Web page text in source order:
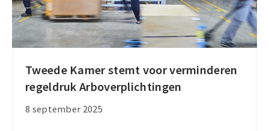
Tweede Kamer stemt voor verminderen
regeldruk Arboverplichtingen
8 september 2025
Tweede
Kamer
stemt